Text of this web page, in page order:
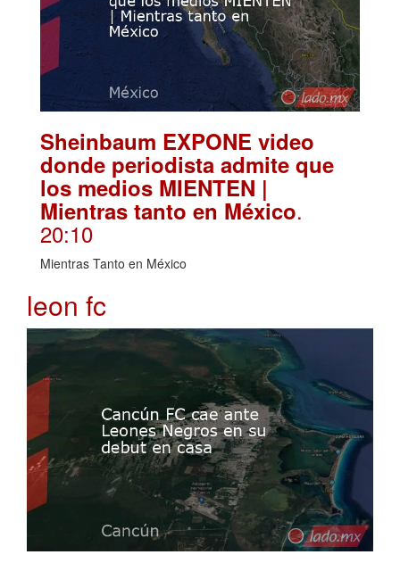
Sheinbaum EXPONE video
donde periodista admite que
los medios MIENTEN |
Mientras tanto en México.
20:10
Mientras Tanto en México
leon fc